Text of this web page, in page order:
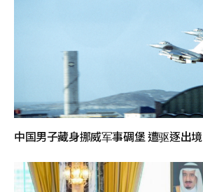
中国男子藏身挪威军事碉堡 遭驱逐出境